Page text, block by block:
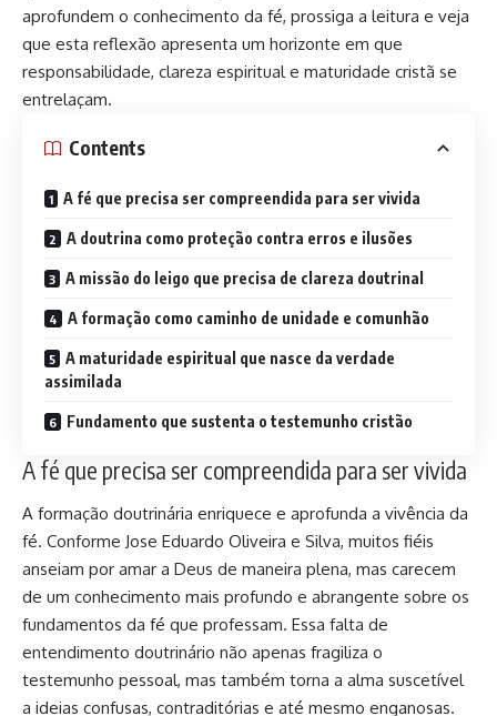
aprofundem o conhecimento da fé, prossiga a leitura e veja
que esta reflexão apresenta um horizonte em que
responsabilidade, clareza espiritual e maturidade cristã se
entrelaçam.
Contents
A fé que precisa ser compreendida para ser vivida
A doutrina como proteção contra erros e ilusões
A missão do leigo que precisa de clareza doutrinal
A formação como caminho de unidade e comunhão
A maturidade espiritual que nasce da verdade
assimilada
Fundamento que sustenta o testemunho cristão
A fé que precisa ser compreendida para ser vivida
A formação doutrinária enriquece e aprofunda a vivência da
fé. Conforme Jose Eduardo Oliveira e Silva, muitos fiéis
anseiam por amar a Deus de maneira plena, mas carecem
de um conhecimento mais profundo e abrangente sobre os
fundamentos da fé que professam. Essa falta de
entendimento doutrinário não apenas fragiliza o
testemunho pessoal, mas também torna a alma suscetível
a ideias confusas, contraditórias e até mesmo enganosas.